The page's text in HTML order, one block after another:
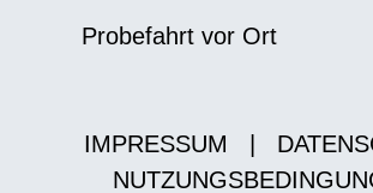
Probefahrt vor Ort
IMPRESSUM